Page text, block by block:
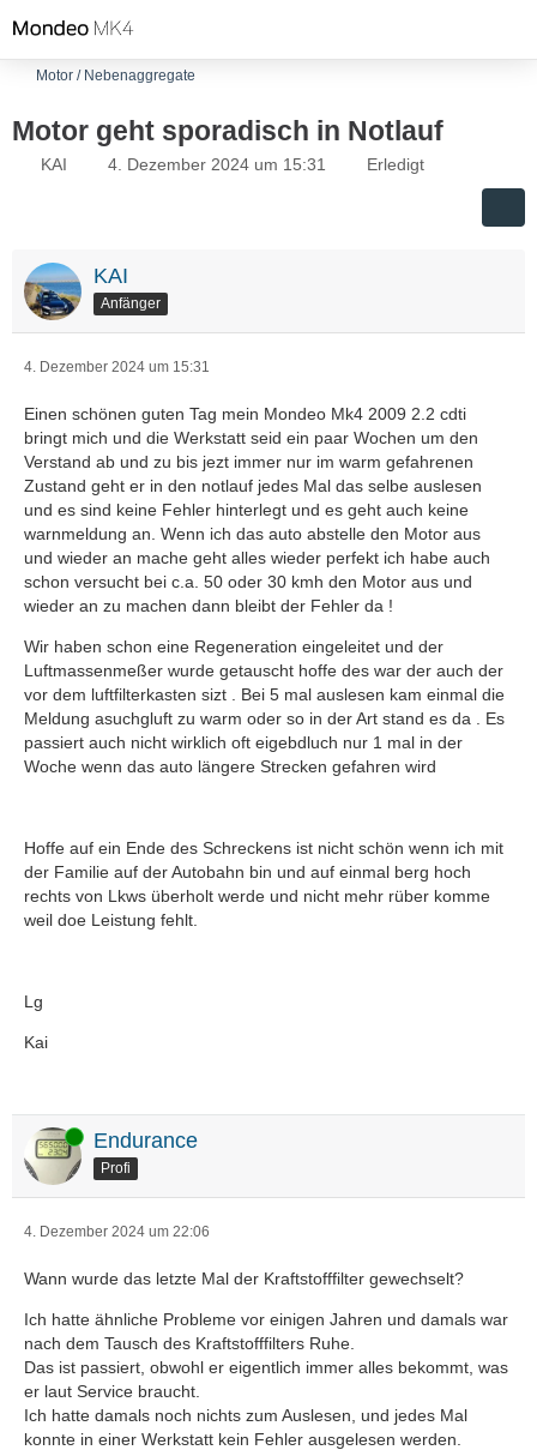
Motor / Nebenaggregate
Motor geht sporadisch in Notlauf
KAI 4. Dezember 2024 um 15:31 Erledigt
KAI
Anfänger
4. Dezember 2024 um 15:31
Einen schönen guten Tag mein Mondeo Mk4 2009 2.2 cdti
bringt mich und die Werkstatt seid ein paar Wochen um den
Verstand ab und zu bis jezt immer nur im warm gefahrenen
Zustand geht er in den notlauf jedes Mal das selbe auslesen
und es sind keine Fehler hinterlegt und es geht auch keine
warnmeldung an. Wenn ich das auto abstelle den Motor aus
und wieder an mache geht alles wieder perfekt ich habe auch
schon versucht bei c.a. 50 oder 30 kmh den Motor aus und
wieder an zu machen dann bleibt der Fehler da !
Wir haben schon eine Regeneration eingeleitet und der
Luftmassenmeßer wurde getauscht hoffe des war der auch der
vor dem luftfilterkasten sizt . Bei 5 mal auslesen kam einmal die
Meldung asuchgluft zu warm oder so in der Art stand es da . Es
passiert auch nicht wirklich oft eigebdluch nur 1 mal in der
Woche wenn das auto längere Strecken gefahren wird
Hoffe auf ein Ende des Schreckens ist nicht schön wenn ich mit
der Familie auf der Autobahn bin und auf einmal berg hoch
rechts von Lkws überholt werde und nicht mehr rüber komme
weil doe Leistung fehlt.
Lg
Kai
Online Endurance
Profi
4. Dezember 2024 um 22:06
Wann wurde das letzte Mal der Kraftstofffilter gewechselt?
Ich hatte ähnliche Probleme vor einigen Jahren und damals war
nach dem Tausch des Kraftstofffilters Ruhe.
Das ist passiert, obwohl er eigentlich immer alles bekommt, was
er laut Service braucht.
Ich hatte damals noch nichts zum Auslesen, und jedes Mal
konnte in einer Werkstatt kein Fehler ausgelesen werden.